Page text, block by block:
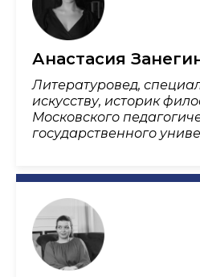
Анастасия
Литературовед,
искусству, историк
Московского
государственного